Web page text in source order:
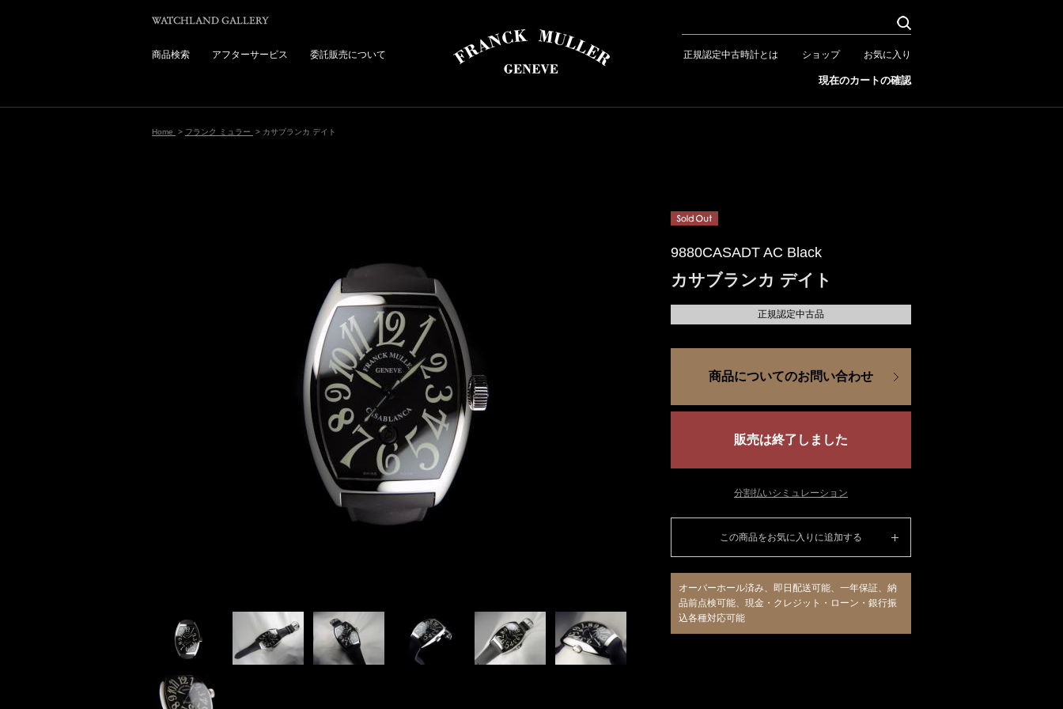
商品検索 アフターサービス 委託販売について 正規認定中古時計とは ショップ お気に入り
現在のカートの確認
Home > フランク ミュラー > カサブランカ デイト
9880CASADT AC Black
カサブランカ デイト
正規認定中古品
商品についてのお問い合わせ
販売は終了しました
分割払いシミュレーション
この商品をお気に入りに追加する
オーバーホール済み、即日配送可能、一年保証、納
品前点検可能、現金・クレジット・ローン・銀行振
込各種対応可能